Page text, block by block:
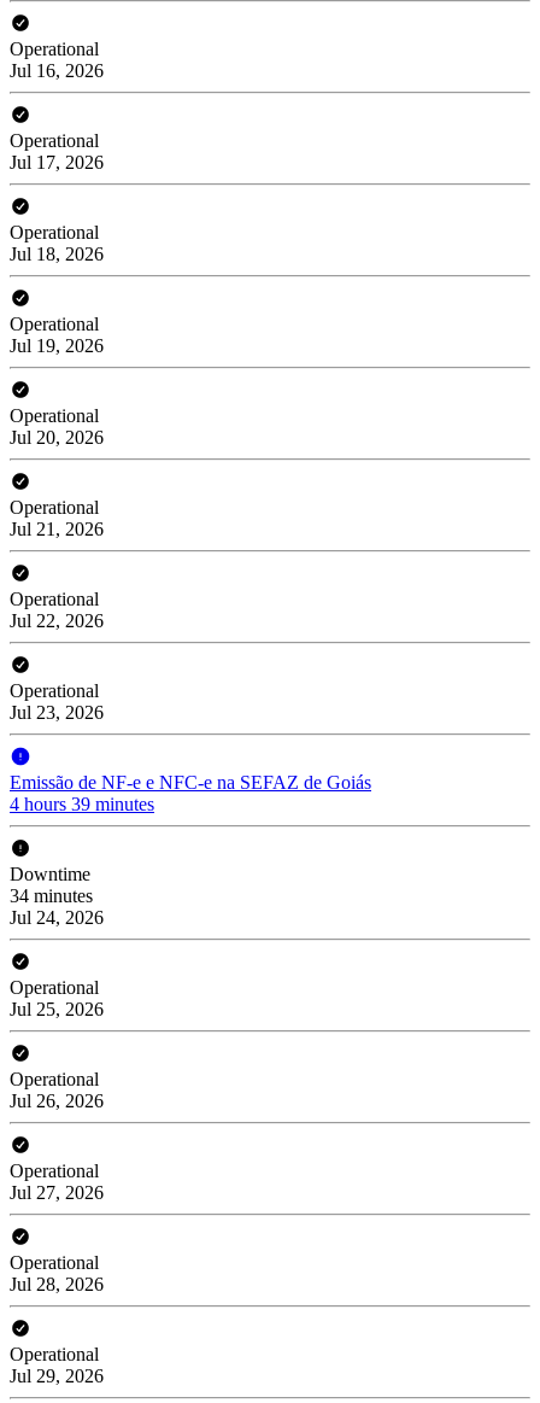
Operational
Jul 16, 2026
Operational
Jul 17, 2026
Operational
Jul 18, 2026
Operational
Jul 19, 2026
Operational
Jul 20, 2026
Operational
Jul 21, 2026
Operational
Jul 22, 2026
Operational
Jul 23, 2026
Emissão de NF-e e NFC-e na SEFAZ de Goiás
4 hours 39 minutes
Downtime
34 minutes
Jul 24, 2026
Operational
Jul 25, 2026
Operational
Jul 26, 2026
Operational
Jul 27, 2026
Operational
Jul 28, 2026
Operational
Jul 29, 2026